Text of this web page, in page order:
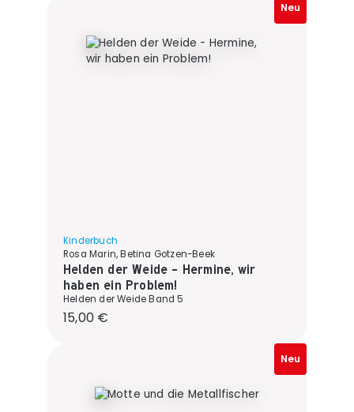
Neu
Kinderbuch
Rosa Marin, Betina Gotzen-Beek
Helden der Weide - Hermine, wir
haben ein Problem!
Helden der Weide Band 5
Regulärer Preis:
15,00 €
Neu